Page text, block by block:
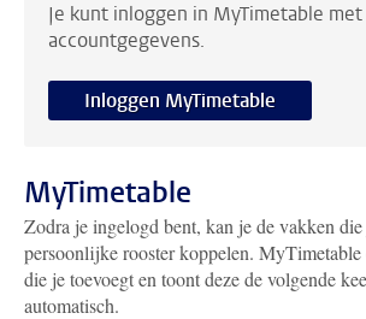
Je kunt inloggen in MyTimetable met
accountgegevens.
Inloggen MyTimetable
MyTimetable
Zodra je ingelogd bent, kan je de vakken
persoonlijke rooster koppelen. MyTimetable
die je toevoegt en toont deze de volgende
automatisch.